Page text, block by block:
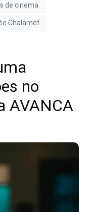
de cinema
Chalamet
no
AVANCA